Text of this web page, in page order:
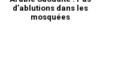
d’ablutions dans les
mosquées